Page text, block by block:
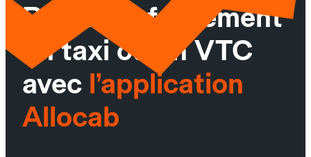
Réservez facilement
un taxi ou un VTC
avec l’application
Allocab